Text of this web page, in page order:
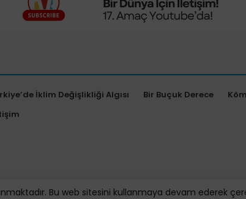
İklim Değişlikliği Algısı Bir Buçuk Derece
Bu web sitesini kullanmaya devam ederek